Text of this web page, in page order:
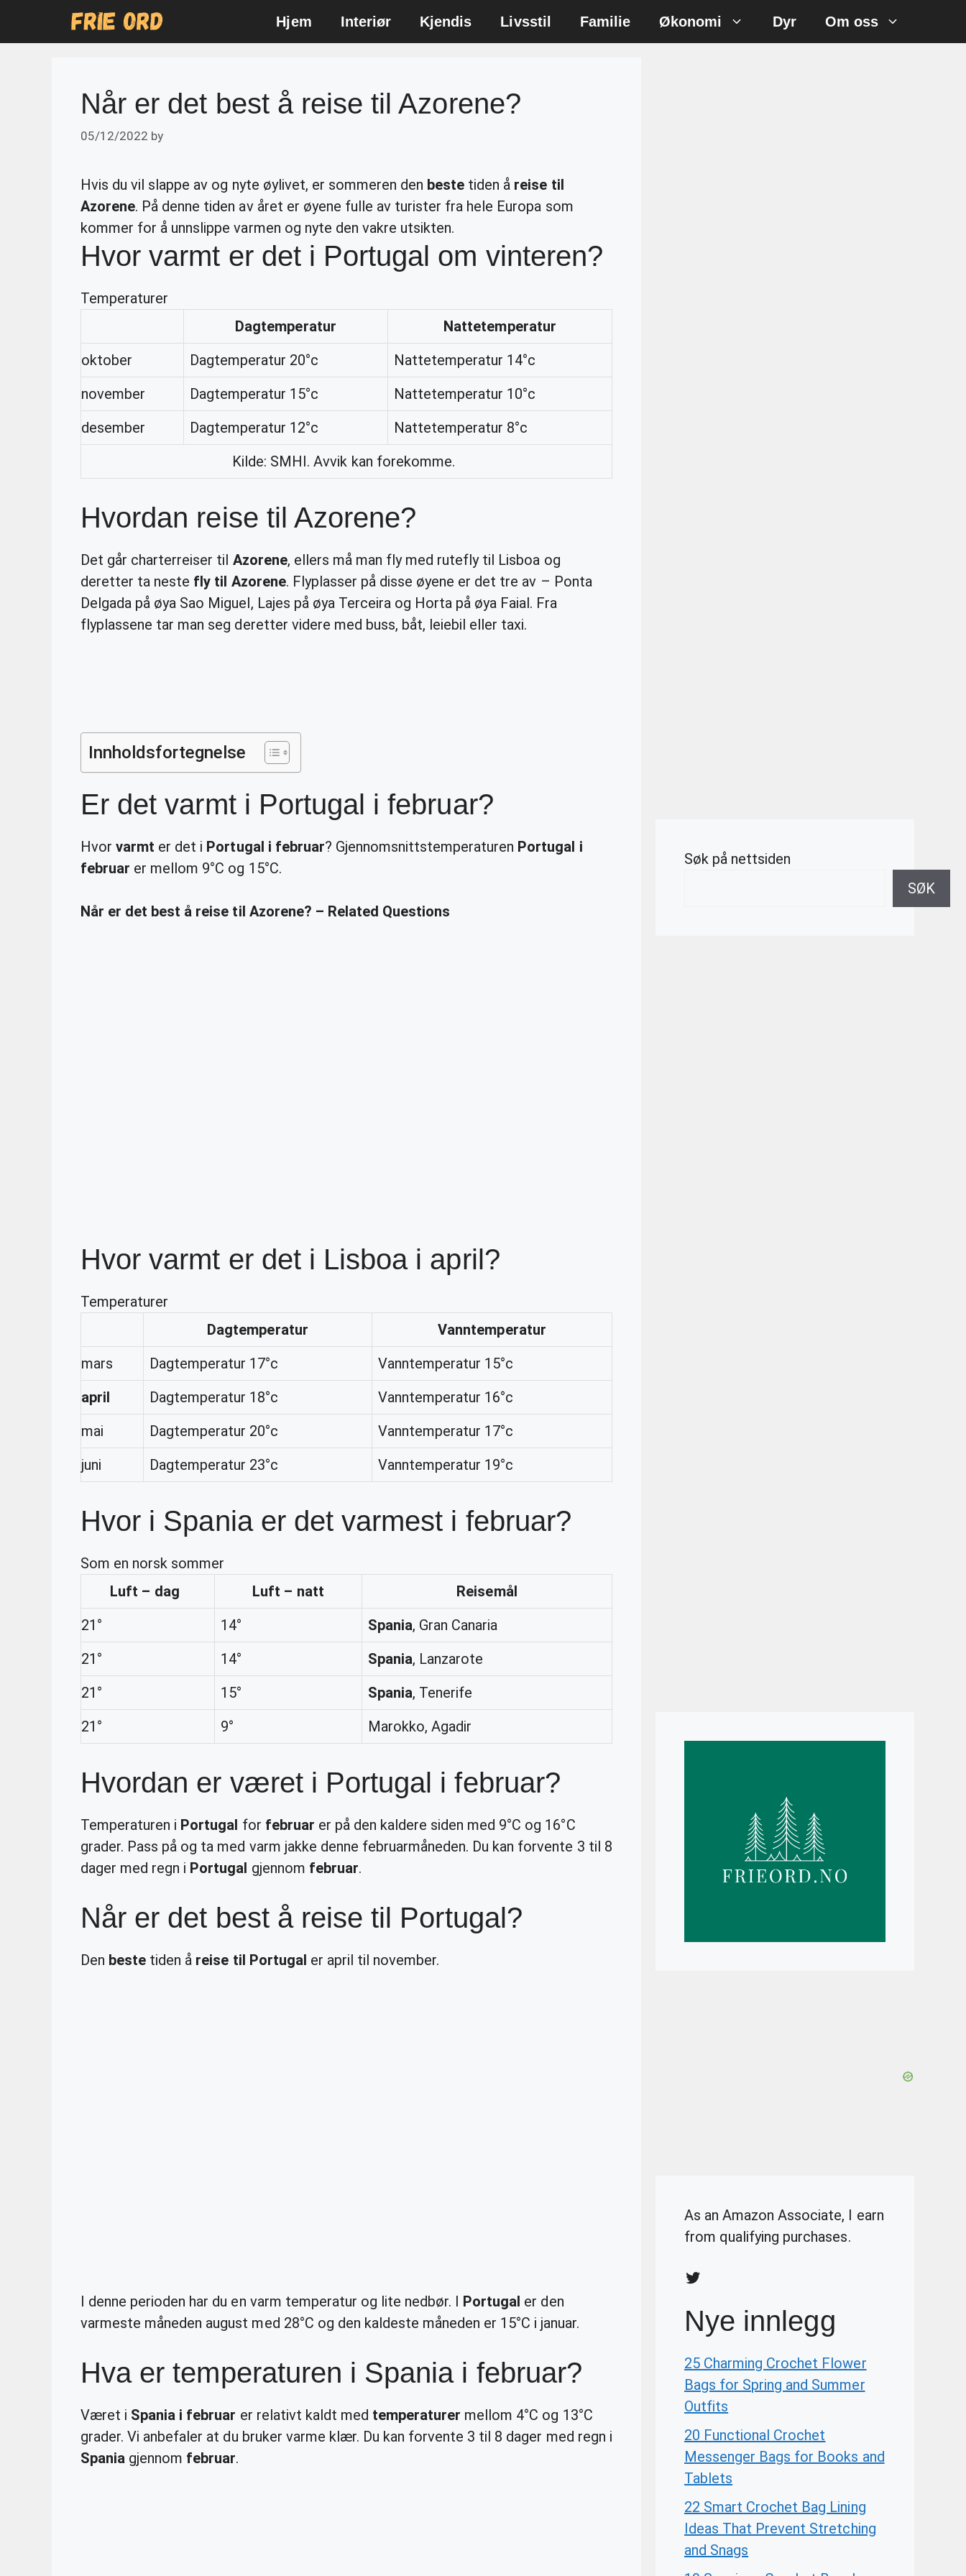
Hjem Interiør Kjendis Livsstil Familie Økonomi Dyr Om oss
Når er det best å reise til Azorene?
05/12/2022 by
Hvis du vil slappe av og nyte øylivet, er sommeren den beste tiden å reise til
Azorene. På denne tiden av året er øyene fulle av turister fra hele Europa som
kommer for å unnslippe varmen og nyte den vakre utsikten.
Hvor varmt er det i Portugal om vinteren?
Temperaturer
Dagtemperatur
Nattetemperatur
oktober
Dagtemperatur 20°c
Nattetemperatur 14°c
november
Dagtemperatur 15°c
Nattetemperatur 10°c
desember
Dagtemperatur 12°c
Nattetemperatur 8°c
Kilde: SMHI. Avvik kan forekomme.
Hvordan reise til Azorene?
Det går charterreiser til Azorene, ellers må man fly med rutefly til Lisboa og
deretter ta neste fly til Azorene. Flyplasser på disse øyene er det tre av – Ponta
Delgada på øya Sao Miguel, Lajes på øya Terceira og Horta på øya Faial. Fra
flyplassene tar man seg deretter videre med buss, båt, leiebil eller taxi.
Innholdsfortegnelse
Er det varmt i Portugal i februar?
Hvorvarmt er det i Portugal i februar? Gjennomsnittstemperaturen Portugal i
februar er mellom 9°C og 15°C.
Når er det best å reise til Azorene? – Related Questions
Hvor varmt er det i Lisboa i april?
Temperaturer
Dagtemperatur
Vanntemperatur
mars
Dagtemperatur 17°c
Vanntemperatur 15°c
april
Dagtemperatur 18°c
Vanntemperatur 16°c
mai
Dagtemperatur 20°c
Vanntemperatur 17°c
juni
Dagtemperatur 23°c Vanntemperatur 19°c
Hvor i Spania er det varmest i februar?
Som en norsk sommer
Luft – dag
Luft – natt
Reisemål
21°
14° Spania, Gran Canaria
21°
14° Spania, Lanzarote
21°
15° Spania, Tenerife
21°
9° Marokko, Agadir
Hvordan er været i Portugal i februar?
Temperaturen i Portugal for februar er på den kaldere siden med 9°C og 16°C
grader. Pass på og ta med varm jakke denne februarmåneden. Du kan forvente 3 til 8
dager med regn i Portugal gjennom februar.
Når er det best å reise til Portugal?
Den beste tiden å reise til Portugal er april til november.
I denne perioden har du en varm temperatur og lite nedbør. I Portugal er den
varmeste måneden august med 28°C og den kaldeste måneden er 15°C i januar.
Hva er temperaturen i Spania i februar?
Været i Spania i februar er relativt kaldt med temperaturer mellom 4°C og 13°C
grader. Vi anbefaler at du bruker varme klær. Du kan forvente 3 til 8 dager med regn i
Spania gjennom februar.
Søk på nettsiden
SØK
As an Amazon Associate, I earn
from qualifying purchases.
Twitter
Nye innlegg
25 Charming Crochet Flower
Bags for Spring and Summer
Outfits
20 Functional Crochet
Messenger Bags for Books and
Tablets
22 Smart Crochet Bag Lining
Ideas That Prevent Stretching
and Snags